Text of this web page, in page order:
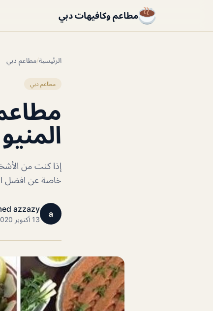
مطاعم وكافيهات دبي
الرئيسية/مطاعم دبي
مطاعم دبي
إذا كنت من
خاصة عن افضل
a
azzazy
13 أكتوبر 2020 · 1 دقائق قراءة